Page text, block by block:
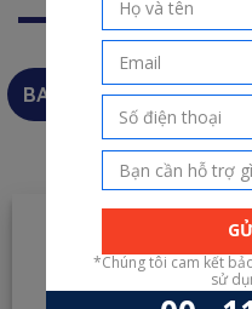
BAO BÌ THIỆP
TRANH - ẢNH